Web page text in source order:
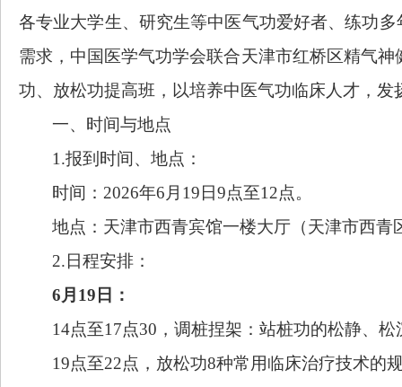
各专业大学生、研究生等中医气功爱好者、练功
需求，中国医学气功学会联合天津市红桥区精气
功、放松功提高班，以培养中医气功临床人才，
一、时间与地点
1.报到时间、地点：
时间：2026年6月19日9点至12点。
地点：天津市西青宾馆一楼大厅（天津市西
2.日程安排：
6月19日：
14点至17点30，调桩捏架：站桩功的松静、
19点至22点，放松功8种常用临床治疗技术的